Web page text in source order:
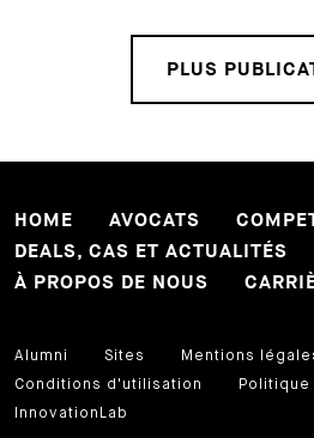
PLUS
HOME AVOCATS
DEALS, CAS ET ACTUALITÉS
À PROPOS DE NOUS
Alumni Sites
Mentions
Conditions d'utilisation
InnovationLab